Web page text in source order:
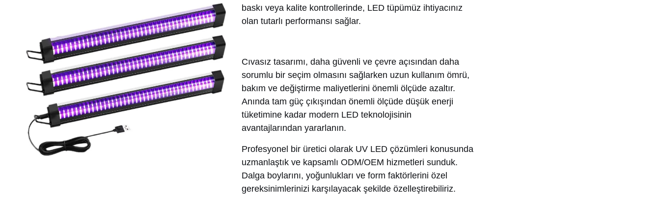
baskı veya kalite kontrollerinde, LED tüpümüz ihtiyacınız
olan tutarlı performansı sağlar.
Cıvasız tasarımı, daha güvenli ve çevre açısından daha
sorumlu bir seçim olmasını sağlarken uzun kullanım ömrü,
bakım ve değiştirme maliyetlerini önemli ölçüde azaltır.
Anında tam güç çıkışından önemli ölçüde düşük enerji
tüketimine kadar modern LED teknolojisinin
avantajlarından yararlanın.
Profesyonel bir üretici olarak UV LED çözümleri konusunda
uzmanlaştık ve kapsamlı ODM/OEM hizmetleri sunduk.
Dalga boylarını, yoğunlukları ve form faktörlerini özel
gereksinimlerinizi karşılayacak şekilde özelleştirebiliriz.